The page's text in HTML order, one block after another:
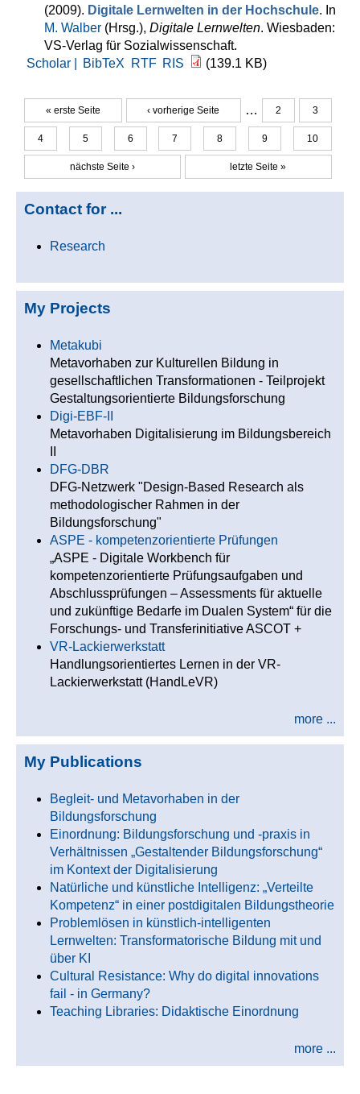
(2009). Digitale Lernwelten in der Hochschule. In
M. Walber (Hrsg.), Digitale Lernwelten. Wiesbaden:
VS-Verlag für Sozialwissenschaft.
Scholar |
BibTeX RTF RIS (139.1 KB)
Seiten
« erste Seite ‹ vorherige Seite … 2 3
4 5 6 7 8 9 10
nächste Seite › letzte Seite »
Contact for ...
Research
My Projects
Metakubi
Metavorhaben zur Kulturellen Bildung in
gesellschaftlichen Transformationen - Teilprojekt
Gestaltungsorientierte Bildungsforschung
Digi-EBF-II
Metavorhaben Digitalisierung im Bildungsbereich
DFG-DBR
DFG-Netzwerk "Design-Based Research als
methodologischer Rahmen in der
Bildungsforschung"
ASPE - kompetenzorientierte Prüfungen
„ASPE - Digitale Workbench für
kompetenzorientierte Prüfungsaufgaben und
Abschlussprüfungen – Assessments für aktuelle
und zukünftige Bedarfe im Dualen System“ für die
Forschungs- und Transferinitiative ASCOT +
VR-Lackierwerkstatt
Handlungsorientiertes Lernen in der VR-
Lackierwerkstatt (HandLeVR)
more ...
My Publications
Begleit- und Metavorhaben in der
Bildungsforschung
Einordnung: Bildungsforschung und -praxis in
Verhältnissen „Gestaltender Bildungsforschung“
im Kontext der Digitalisierung
Natürliche und künstliche Intelligenz: „Verteilte
Kompetenz“ in einer postdigitalen Bildungstheorie
Problemlösen in künstlich-intelligenten
Lernwelten: Transformatorische Bildung mit und
über KI
Cultural Resistance: Why do digital innovations
fail - in Germany?
Teaching Libraries: Didaktische Einordnung
more ...